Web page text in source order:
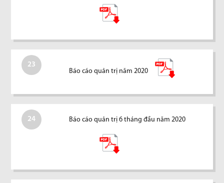
23
Báo cáo quản trị năm 2020
24 Báo cáo quản trị 6 tháng đầu năm 2020